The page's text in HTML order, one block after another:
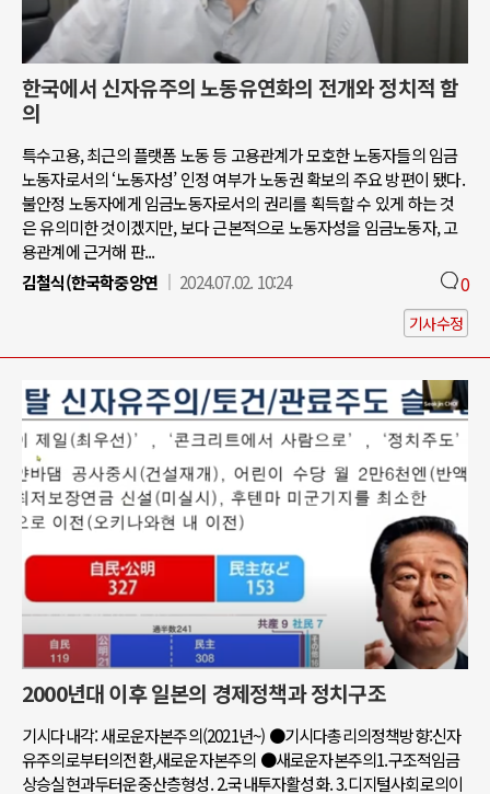
한국에서 신자유주의 노동유연화의 전개와 정치적 함
의
특수고용, 최근의 플랫폼 노동 등 고용관계가 모호한 노동자들의 임금
노동자로서의 ‘노동자성’ 인정 여부가 노동권 확보의 주요 방편이 됐다.
불안정 노동자에게 임금노동자로서의 권리를 획득할 수 있게 하는 것
은 유의미한 것이겠지만, 보다 근본적으로 노동자성을 임금노동자, 고
용관계에 근거해 판...
김철식(한국학중앙연
2024.07.02. 10:24 0
기사수정
2000년대 이후 일본의 경제정책과 정치구조
기시다내각: 새로운자본주의(2021년~) ●기시다총리의정책방향:신자
유주의로부터의전환,새로운자본주의 ●새로운자본주의1.구조적임금
상승실현과두터운중산층형성. 2.국내투자활성화. 3.디지털사회로의이